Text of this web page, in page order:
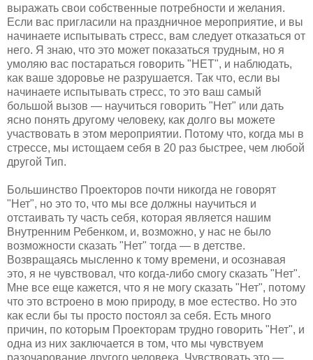
выражать свои собственные потребности и желания.
Если вас пригласили на праздничное мероприятие, и вы
начинаете испытывать стресс, вам следует отказаться от
него. Я знаю, что это может показаться трудным, но я
умоляю вас постараться говорить "НЕТ", и наблюдать,
как ваше здоровье не разрушается. Так что, если вы
начинаете испытывать стресс, то это ваш самый
большой вызов — научиться говорить "Нет" или дать
ясно понять другому человеку, как долго вы можете
участвовать в этом мероприятии. Потому что, когда мы в
стрессе, мы истощаем себя в 20 раз быстрее, чем любой
другой Тип.
Большинство Проекторов почти никогда не говорят
"Нет", но это то, что мы все должны научиться и
отстаивать ту часть себя, которая является нашим
Внутренним Ребенком, и, возможно, у нас не было
возможности сказать "Нет" тогда — в детстве.
Возвращаясь мысленно к тому времени, и осознавая
это, я не чувствовал, что когда-либо смогу сказать "Нет".
Мне все еще кажется, что я не могу сказать "Нет", потому
что это встроено в мою природу, в мое естество. Но это
как если бы ты просто постоял за себя. Есть много
причин, по которым Проекторам трудно говорить "Нет", и
одна из них заключается в том, что мы чувствуем
разочарование другого человека. Чувствовать это —